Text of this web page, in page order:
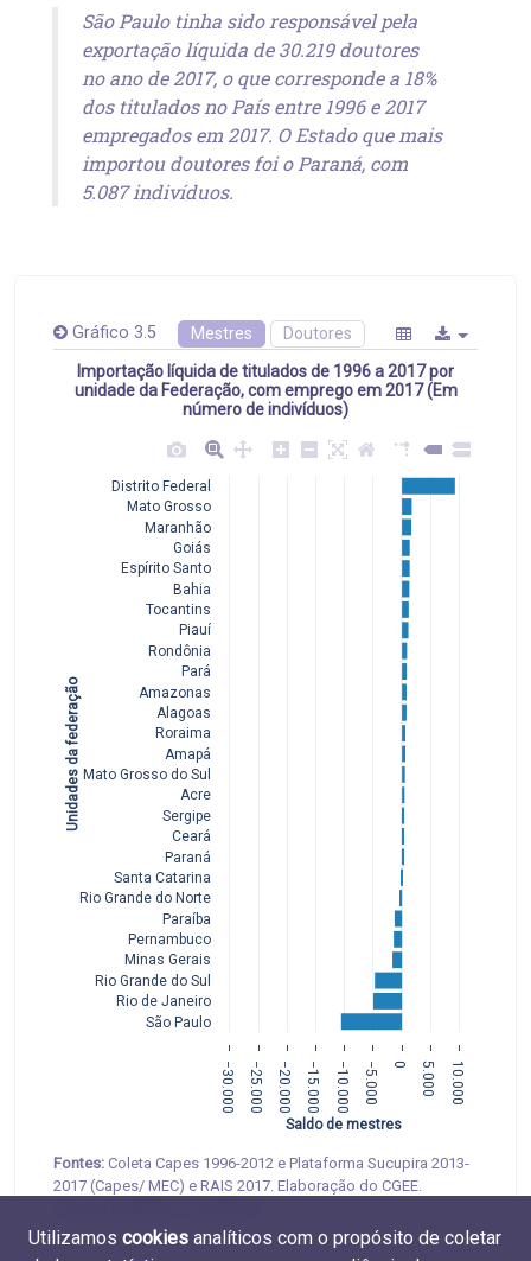
São Paulo tinha sido responsável pela
exportação líquida de 30.219 doutores
no ano de 2017, o que corresponde a 18%
dos titulados no País entre 1996 e 2017
empregados em 2017. O Estado que mais
importou doutores foi o Paraná, com
5.087 indivíduos.
Gráfico 3.5 Mestres Doutores
Importação líquida de titulados de 1996 a 2017 por
unidade da Federação, com emprego em 2017 (Em
número de indivíduos)
−30.000 −25.000 −20.000 −15.000 −10.000 −5.000 0 5.000 10.000
São Paulo
Rio de Janeiro
Rio Grande do Sul
Minas Gerais
Pernambuco
Paraíba
Rio Grande do Norte
Santa Catarina
Paraná
Ceará
Sergipe
Acre
Mato Grosso do Sul
Amapá
Roraima
Alagoas
Amazonas
Pará
Rondônia
Piauí
Tocantins
Bahia
Espírito Santo
Goiás
Maranhão
Mato Grosso
Distrito Federal
Saldo de mestres
Unidades da federação
Fontes: Coleta Capes 1996-2012 e Plataforma Sucupira 2013-
2017 (Capes/ MEC) e RAIS 2017. Elaboração do CGEE.
Utilizamos cookies analíticos com o propósito de coletar